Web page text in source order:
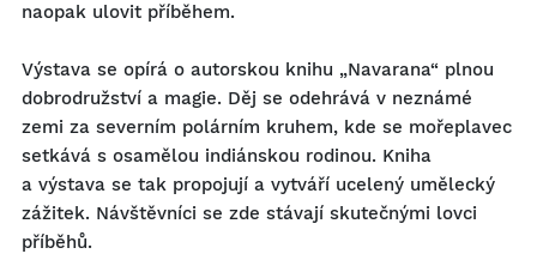
naopak ulovit příběhem.
Výstava se opírá o autorskou knihu „Navarana“ plnou
dobrodružství a magie. Děj se odehrává v neznámé
zemi za severním polárním kruhem, kde se mořeplavec
setkává s osamělou indiánskou rodinou. Kniha
a výstava se tak propojují a vytváří ucelený umělecký
zážitek. Návštěvníci se zde stávají skutečnými lovci
příběhů.